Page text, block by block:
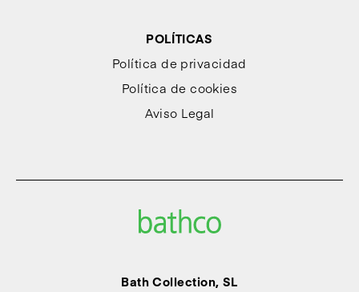
POLÍTICAS
Política de privacidad
Política de cookies
Aviso Legal
Bath Collection, SL